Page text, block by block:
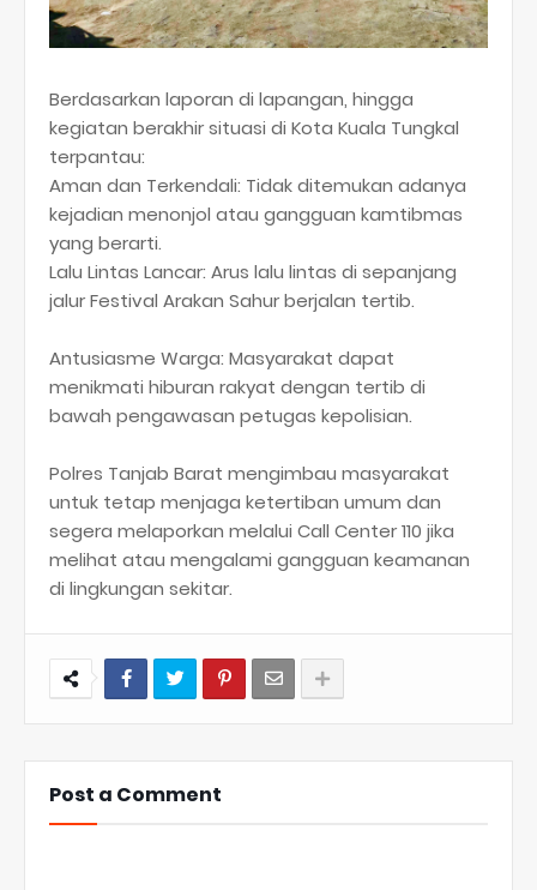
Berdasarkan laporan di lapangan, hingga
kegiatan berakhir situasi di Kota Kuala Tungkal
terpantau:
​Aman dan Terkendali: Tidak ditemukan adanya
kejadian menonjol atau gangguan kamtibmas
yang berarti.
​Lalu Lintas Lancar: Arus lalu lintas di sepanjang
jalur Festival Arakan Sahur berjalan tertib.
​Antusiasme Warga: Masyarakat dapat
menikmati hiburan rakyat dengan tertib di
bawah pengawasan petugas kepolisian.
​Polres Tanjab Barat mengimbau masyarakat
untuk tetap menjaga ketertiban umum dan
segera melaporkan melalui Call Center 110 jika
melihat atau mengalami gangguan keamanan
di lingkungan sekitar.
Post a Comment